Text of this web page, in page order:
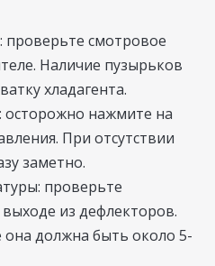
проверьте смотровое
Наличие пузырьков
хладагента.
осторожно нажмите на
При отсутствии
заметно.
проверьте
из дефлекторов.
должна быть около 5-